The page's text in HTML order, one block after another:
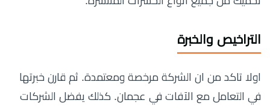
التراخيص والخبرة
اولا تاكد من ان الشركة مرخصة ومعتمدة. ثم قارن خبرتها
في التعامل مع الآفات في عجمان. كذلك يفضل الشركات